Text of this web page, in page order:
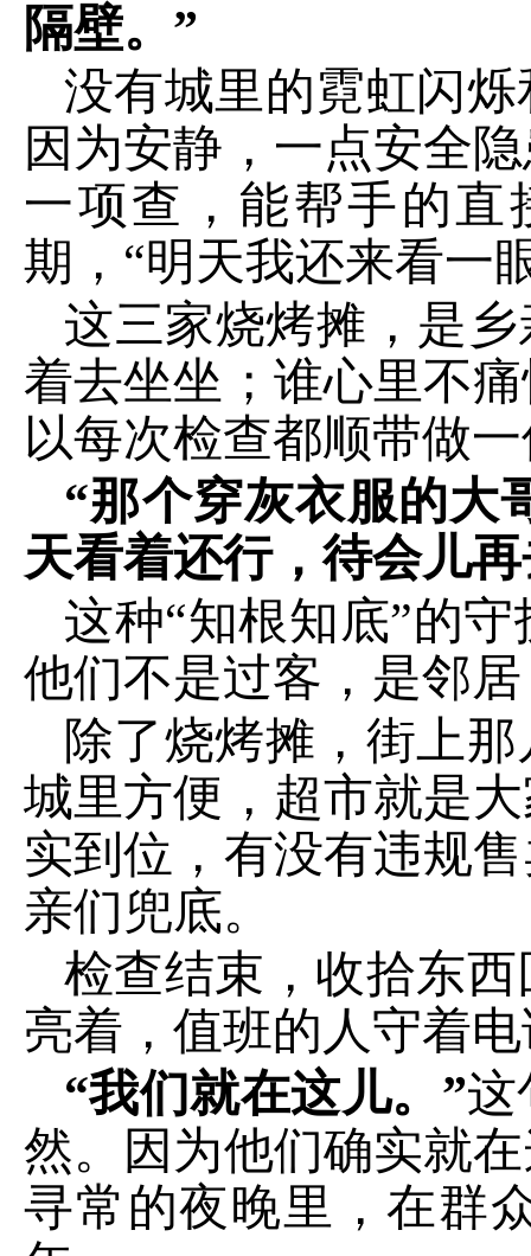
隔壁。”
没有城里的霓虹闪
因为安静，一点安全
一项查，能帮手的
期， “明天我还来看一
这三家烧烤摊，是
着去坐坐；谁心里不
以每次检查都顺带做
“那个穿灰衣服的大
天看着还行，待会儿
这种“知根知底”的
他们不是过客，是邻
除了烧烤摊，街上
城里方便，超市就是
实到位，有没有违规
亲们兜底。
检查结束，收拾东
亮着，值班的人守着
“我们就在这儿。”这
然。因为他们确实就
寻常的夜晚里，在群